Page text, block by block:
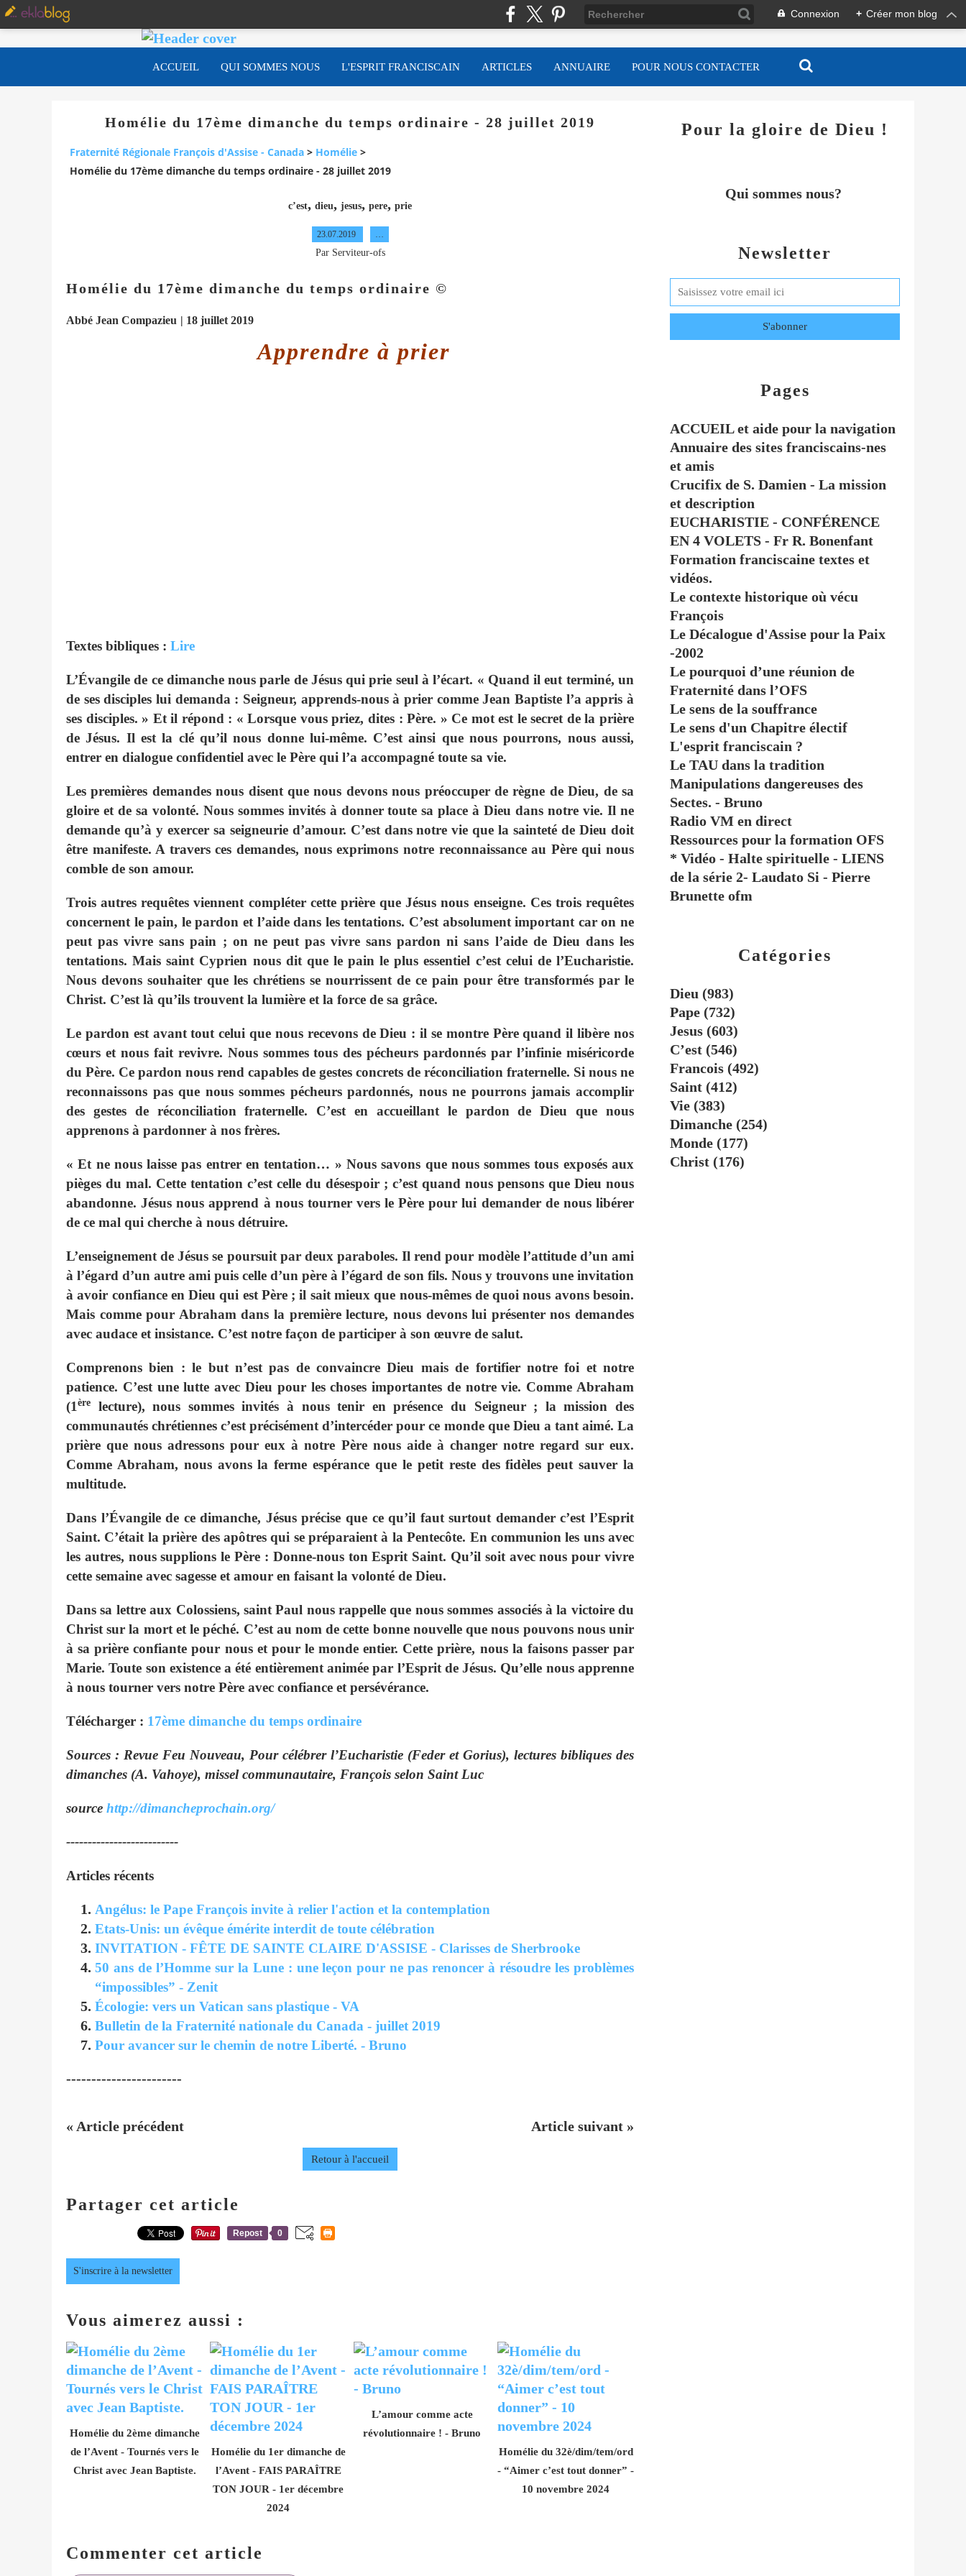
Connexion + Créer mon blog
ACCUEIL QUI SOMMES NOUS L'ESPRIT FRANCISCAIN ARTICLES ANNUAIRE POUR NOUS CONTACTER
Homélie du 17ème dimanche du temps ordinaire - 28 juillet 2019
Fraternité Régionale François d'Assise - Canada > Homélie >
Homélie du 17ème dimanche du temps ordinaire - 28 juillet 2019
c’est, dieu, jesus, pere, prie
23.07.2019
Par Serviteur-ofs
Homélie du 17ème dimanche du temps ordinaire ©
Abbé Jean Compazieu | 18 juillet 2019
Apprendre à prier
Textes bibliques : Lire
L’Évangile de ce dimanche nous parle de Jésus qui prie seul à l’écart. « Quand il eut terminé, un
de ses disciples lui demanda : Seigneur, apprends-nous à prier comme Jean Baptiste l’a appris à
ses disciples. » Et il répond : « Lorsque vous priez, dites : Père. » Ce mot est le secret de la prière
de Jésus. Il est la clé qu’il nous donne lui-même. C’est ainsi que nous pourrons, nous aussi,
entrer en dialogue confidentiel avec le Père qui l’a accompagné toute sa vie.
Les premières demandes nous disent que nous devons nous préoccuper de règne de Dieu, de sa
gloire et de sa volonté. Nous sommes invités à donner toute sa place à Dieu dans notre vie. Il ne
demande qu’à y exercer sa seigneurie d’amour. C’est dans notre vie que la sainteté de Dieu doit
être manifeste. A travers ces demandes, nous exprimons notre reconnaissance au Père qui nous
comble de son amour.
Trois autres requêtes viennent compléter cette prière que Jésus nous enseigne. Ces trois requêtes
concernent le pain, le pardon et l’aide dans les tentations. C’est absolument important car on ne
peut pas vivre sans pain ; on ne peut pas vivre sans pardon ni sans l’aide de Dieu dans les
tentations. Mais saint Cyprien nous dit que le pain le plus essentiel c’est celui de l’Eucharistie.
Nous devons souhaiter que les chrétiens se nourrissent de ce pain pour être transformés par le
Christ. C’est là qu’ils trouvent la lumière et la force de sa grâce.
Le pardon est avant tout celui que nous recevons de Dieu : il se montre Père quand il libère nos
cœurs et nous fait revivre. Nous sommes tous des pécheurs pardonnés par l’infinie miséricorde
du Père. Ce pardon nous rend capables de gestes concrets de réconciliation fraternelle. Si nous ne
reconnaissons pas que nous sommes pécheurs pardonnés, nous ne pourrons jamais accomplir
des gestes de réconciliation fraternelle. C’est en accueillant le pardon de Dieu que nous
apprenons à pardonner à nos frères.
« Et ne nous laisse pas entrer en tentation… » Nous savons que nous sommes tous exposés aux
pièges du mal. Cette tentation c’est celle du désespoir ; c’est quand nous pensons que Dieu nous
abandonne. Jésus nous apprend à nous tourner vers le Père pour lui demander de nous libérer
de ce mal qui cherche à nous détruire.
L’enseignement de Jésus se poursuit par deux paraboles. Il rend pour modèle l’attitude d’un ami
à l’égard d’un autre ami puis celle d’un père à l’égard de son fils. Nous y trouvons une invitation
à avoir confiance en Dieu qui est Père ; il sait mieux que nous-mêmes de quoi nous avons besoin.
Mais comme pour Abraham dans la première lecture, nous devons lui présenter nos demandes
avec audace et insistance. C’est notre façon de participer à son œuvre de salut.
Comprenons bien : le but n’est pas de convaincre Dieu mais de fortifier notre foi et notre
patience. C’est une lutte avec Dieu pour les choses importantes de notre vie. Comme Abraham
(1ère lecture), nous sommes invités à nous tenir en présence du Seigneur ; lamission des
communautés chrétiennes c’est précisément d’intercéder pour ce monde que Dieu a tant aimé. La
prière que nous adressons pour eux à notre Père nous aide à changer notre regard sur eux.
Comme Abraham, nous avons la ferme espérance que le petit reste des fidèles peut sauver la
multitude.
Dans l’Évangile de ce dimanche, Jésus précise que ce qu’il faut surtout demander c’est l’Esprit
Saint. C’était la prière des apôtres qui se préparaient à la Pentecôte. En communion les uns avec
les autres, nous supplions le Père : Donne-nous ton Esprit Saint. Qu’il soit avec nous pour vivre
cette semaine avec sagesse et amour en faisant la volonté de Dieu.
Dans sa lettre aux Colossiens, saint Paul nous rappelle que nous sommes associés à la victoire du
Christ sur la mort et le péché. C’est au nom de cette bonne nouvelle que nous pouvons nous unir
à sa prière confiante pour nous et pour le monde entier. Cette prière, nous la faisons passer par
Marie. Toute son existence a été entièrement animée par l’Esprit de Jésus. Qu’elle nous apprenne
à nous tourner vers notre Père avec confiance et persévérance.
Télécharger : 17ème dimanche du temps ordinaire
Sources : Revue Feu Nouveau, Pour célébrer l’Eucharistie (Feder et Gorius), lectures bibliques des
dimanches (A. Vahoye), missel communautaire, François selon Saint Luc
source http://dimancheprochain.org/
--------------------------
Articles récents
Angélus: le Pape François invite à relier l'action et la contemplation
Etats-Unis: un évêque émérite interdit de toute célébration
INVITATION - FÊTE DE SAINTE CLAIRE D'ASSISE - Clarisses de Sherbrooke
50 ans de l’Homme sur la Lune : une leçon pour ne pas renoncer à résoudre les problèmes
“impossibles” - Zenit
Écologie: vers un Vatican sans plastique - VA
Bulletin de la Fraternité nationale du Canada - juillet 2019
Pour avancer sur le chemin de notre Liberté. - Bruno
-----------------------
« Article précédent Article suivant »
Retour à l'accueil
Partager cet article
Repost 0
S'inscrire à la newsletter
Vous aimerez aussi :
Homélie du 2ème dimanche
de l’Avent - Tournés vers le
Christ avec Jean Baptiste.
Homélie du 1er dimanche de
l’Avent - FAIS PARAÎTRE
TON JOUR - 1er décembre
2024
L’amour comme acte
révolutionnaire ! - Bruno
Homélie du 32è/dim/tem/ord
- “Aimer c’est tout donner” -
10 novembre 2024
Commenter cet article
Newsletter
Catégories
Dieu (983)
Pape (732)
Jesus (603)
C’est (546)
Francois (492)
Saint (412)
Vie (383)
Dimanche (254)
Monde (177)
Christ (176)
Pages
ACCUEIL et aide pour la navigation
Annuaire des sites franciscains-nes
et amis
Crucifix de S. Damien - La mission
et description
EUCHARISTIE - CONFÉRENCE
EN 4 VOLETS - Fr R. Bonenfant
Formation franciscaine textes et
vidéos.
Le contexte historique où vécu
François
Le Décalogue d'Assise pour la Paix
-2002
Le pourquoi d’une réunion de
Fraternité dans l’OFS
Le sens de la souffrance
Le sens d'un Chapitre électif
L'esprit franciscain ?
Le TAU dans la tradition
Manipulations dangereuses des
Sectes. - Bruno
Radio VM en direct
Ressources pour la formation OFS
* Vidéo - Halte spirituelle - LIENS
de la série 2- Laudato Si - Pierre
Brunette ofm
Pour la gloire de Dieu !
Qui sommes nous?